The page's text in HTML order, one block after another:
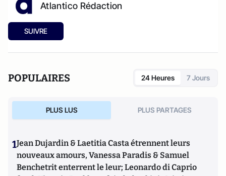
Atlantico Rédaction
SUIVRE
POPULAIRES 24 Heures 7 Jours
PLUS LUS PLUS PARTAGES
1Jean Dujardin & Laetitia Casta étrennent leurs
nouveaux amours, Vanessa Paradis & Samuel
Benchetrit enterrent le leur; Leonardo di Caprio